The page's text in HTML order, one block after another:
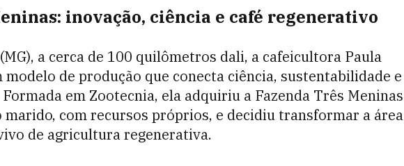
inovação, ciência e café regenerativo
a cerca de 100 quilômetros dali, a cafeicultora Paula
modelo de produção que conecta ciência, sustentabilidade e
em Zootecnia, ela adquiriu a Fazenda Três Meninas
marido, com recursos próprios, e decidiu transformar a área
de agricultura regenerativa.